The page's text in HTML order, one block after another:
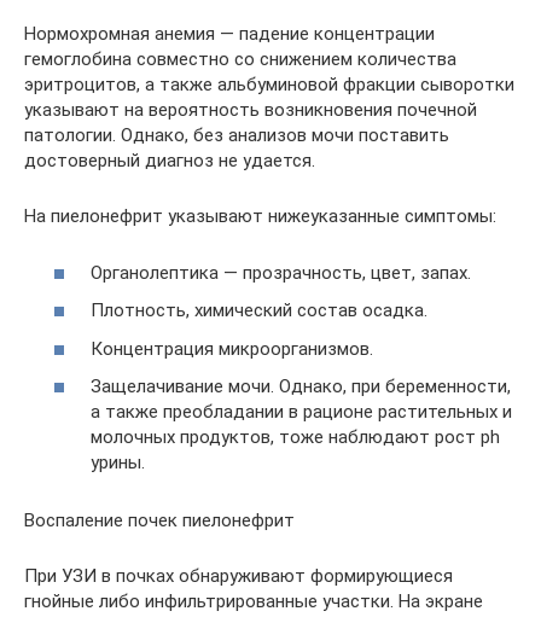
Нормохромная анемия — падение концентрации
гемоглобина совместно со снижением количества
эритроцитов, а также альбуминовой фракции сыворотки
указывают на вероятность возникновения почечной
патологии. Однако, без анализов мочи поставить
достоверный диагноз не удается.
На пиелонефрит указывают нижеуказанные симптомы:
Органолептика — прозрачность, цвет, запах.
Плотность, химический состав осадка.
Концентрация микроорганизмов.
Защелачивание мочи. Однако, при беременности,
а также преобладании в рационе растительных и
молочных продуктов, тоже наблюдают рост ph
урины.
Воспаление почек пиелонефрит
При УЗИ в почках обнаруживают формирующиеся
гнойные либо инфильтрированные участки. На экране